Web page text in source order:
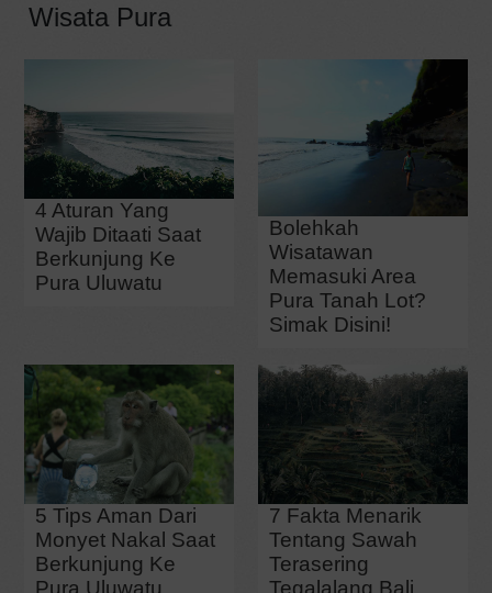
Wisata Pura
4 Aturan Yang
Wajib Ditaati Saat
Berkunjung Ke
Pura Uluwatu
Bolehkah
Wisatawan
Memasuki Area
Pura Tanah Lot?
Simak Disini!
5 Tips Aman Dari
Monyet Nakal Saat
Berkunjung Ke
Pura Uluwatu
7 Fakta Menarik
Tentang Sawah
Terasering